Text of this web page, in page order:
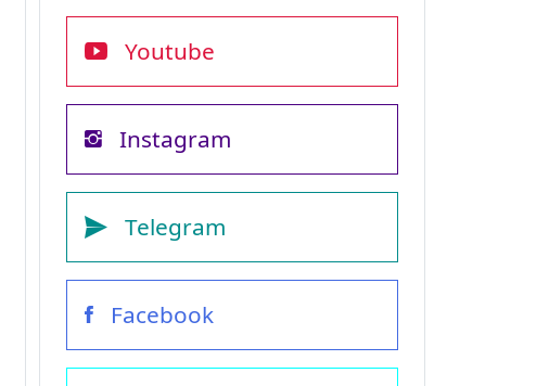
Youtube
Instagram
Telegram
Facebook